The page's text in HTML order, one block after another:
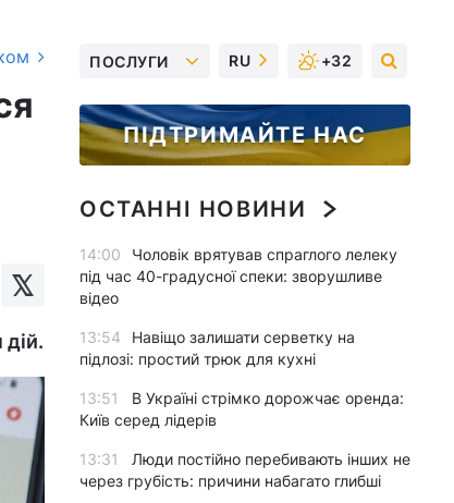
ПОСЛУГИ RU +32
ПІДТРИМАЙТЕ НАС
ОСТАННІ НОВИНИ
14:00
Чоловік врятував спраглого лелеку
під час 40-градусної спеки: зворушливе
відео
13:54
Навіщо залишати серветку на
підлозі: простий трюк для кухні
13:51
В Україні стрімко дорожчає оренда:
Київ серед лідерів
13:31
Люди постійно перебивають інших не
через грубість: причини набагато глибші